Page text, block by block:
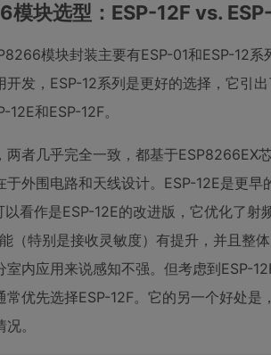
模块选型：ESP-12F vs.
模块封装主要有ESP-01和ESP-12
开发，ESP-12系列是更好的选择，它引
和ESP-12F。
两者几乎完全一致，都基于ESP8266EX
于外围电路和天线设计。ESP-12E是更
以看作是ESP-12E的改进版，它优化了
（特别是接收灵敏度）有提升，并且整
室内应用来说感知不强。但考虑到ESP-
常优先选择ESP-12F。它的另一个好处
。